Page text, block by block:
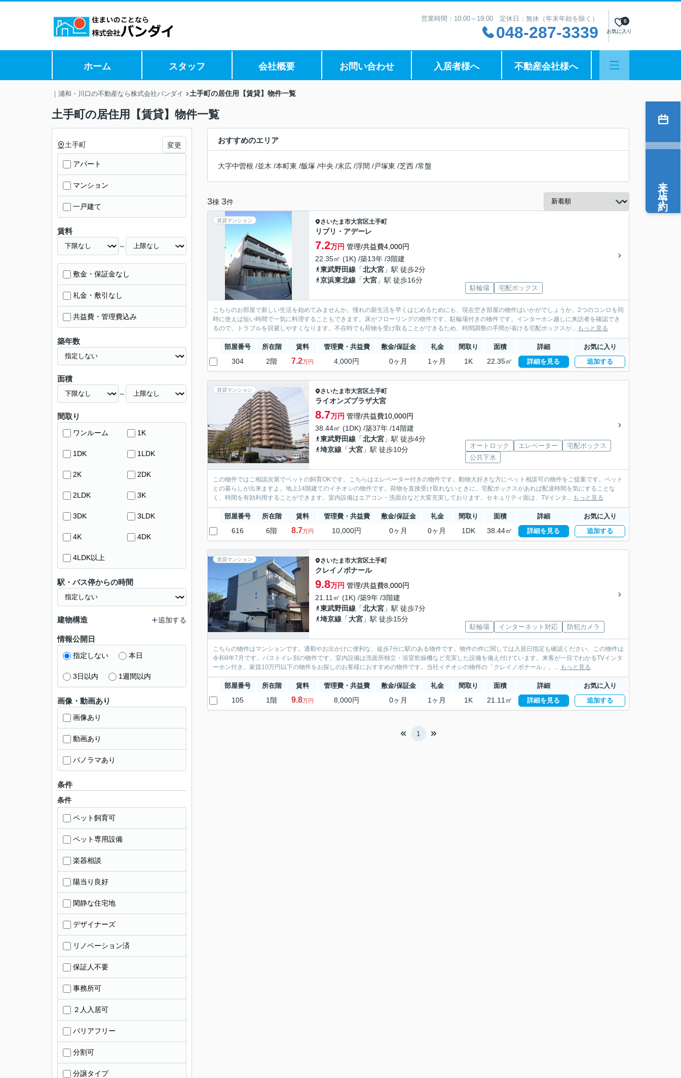
営業時間：10:00～19:00 定休日：無休（年末年始を除く）
048-287-3339 お気に入り
0
ホーム スタッフ 会社概要 お問い合わせ 入居者様へ 不動産会社様へ
｜浦和・川口の不動産なら株式会社バンダイ 土手町の居住用【賃貸】物件一覧
土手町の居住用【賃貸】物件一覧
おすすめのエリア
大字中曽根 /並木 /本町東 /飯塚 /中央 /末広 /浮間 /戸塚東 /芝西 /常盤
3棟 3件
賃貸マンション さいたま市大宮区土手町
リブリ・アデーレ
7.2万円 管理/共益費4,000円
22.35㎡ (1K) /築13年 /3階建
東武野田線 「北大宮 」駅 徒歩2分
京浜東北線 「大宮 」駅 徒歩16分
駐輪場 宅配ボックス
こちらのお部屋で新しい生活を始めてみませんか。憧れの新生活を早くはじめるためにも、現在空き部屋の物件はいかがでしょうか。2つのコンロを同
時に使えば短い時間で一気に料理することもできます。床がフローリングの物件です。駐輪場付きの物件です。インターホン越しに来訪者を確認でき
るので、トラブルを回避しやすくなります。不在時でも荷物を受け取ることができるため、時間調整の手間が省ける宅配ボックスが... もっと見る
部屋番号 所在階 賃料 管理費・共益費 敷金/保証金 礼金 間取り 面積 詳細 お気に入り
304 2階 7.2万円 4,000円 0ヶ月 1ヶ月 1K 22.35㎡ 詳細を見る 追加する
賃貸マンション さいたま市大宮区土手町
ライオンズプラザ大宮
8.7万円 管理/共益費10,000円
38.44㎡ (1DK) /築37年 /14階建
東武野田線 「北大宮 」駅 徒歩4分
埼京線 「大宮 」駅 徒歩10分 オートロック エレベーター
宅配ボックス
公共下水
この物件ではご相談次第でペットの飼育OKです。こちらはエレベーター付きの物件です。動物大好きな方にペット相談可の物件をご提案です。ペット
との暮らしが出来ますよ。地上14階建てのイチオシの物件です。荷物を直接受け取れないときに、宅配ボックスがあれば配達時間を気にすることな
く、時間を有効利用することができます。室内設備はエアコン・洗面台など大変充実しております。セキュリティ面は、TVインタ... もっと見る
部屋番号 所在階 賃料 管理費・共益費 敷金/保証金 礼金 間取り 面積 詳細 お気に入り
616 6階 8.7万円 10,000円 0ヶ月 0ヶ月 1DK 38.44㎡ 詳細を見る 追加する
賃貸マンション さいたま市大宮区土手町
クレイノボナール
9.8万円 管理/共益費8,000円
21.11㎡ (1K) /築9年 /3階建
東武野田線 「北大宮 」駅 徒歩7分
埼京線 「大宮 」駅 徒歩15分
駐輪場 インターネット対応 防犯カメラ
こちらの物件はマンションです。通勤やお出かけに便利な、徒歩7分に駅のある物件です。物件の件に関しては入居日指定も確認ください、この物件は
令和8年7月です。バストイレ別の物件です。室内設備は洗面所独立・浴室乾燥機など充実した設備を備え付けています。来客が一目でわかるTVインタ
ーホン付き。家賃10万円以下の物件をお探しのお客様におすすめの物件です。当社イチオシの物件の「クレイノボナール」。... もっと見る
部屋番号 所在階 賃料 管理費・共益費 敷金/保証金 礼金 間取り 面積 詳細 お気に入り
105 1階 9.8万円 8,000円 0ヶ月 1ヶ月 1K 21.11㎡ 詳細を見る 追加する
1
土手町 変更
アパート
マンション
一戸建て
賃料
～
敷金・保証金なし
礼金・敷引なし
共益費・管理費込み
築年数
面積
～
間取り
ワンルーム 1K
1DK 1LDK
2K 2DK
2LDK 3K
3DK 3LDK
4K 4DK
4LDK以上
駅・バス停からの時間
建物構造 追加する
情報公開日
指定しない 本日
3日以内 1週間以内
画像・動画あり
画像あり
動画あり
パノラマあり
条件
条件
ペット飼育可
ペット専用設備
楽器相談
陽当り良好
閑静な住宅地
デザイナーズ
リノベーション済
保証人不要
事務所可
２人入居可
バリアフリー
分割可
分譲タイプ
来店予約